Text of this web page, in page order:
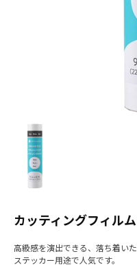
カッティングフィル
高級感を演出できる、落ち着い
ステッカー用途で人気です。